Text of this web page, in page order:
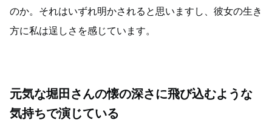
のか。それはいずれ明かされると思いますし、彼女の生き
方に私は逞しさを感じています。
元気な堀田さんの懐の深さに飛び込むような
気持ちで演じている